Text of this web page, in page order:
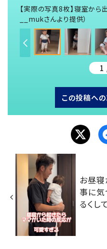
【実際の写真8枚】寝室から
__mukさんより提供）
1
この投稿への
お昼
事に気
るくし